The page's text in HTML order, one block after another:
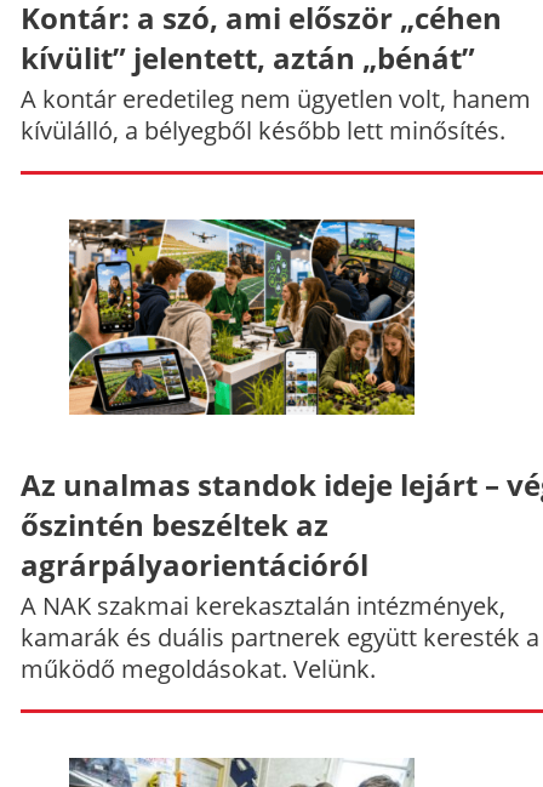
Kontár: a szó, ami először „céhen
kívülit” jelentett, aztán „bénát”
A kontár eredetileg nem ügyetlen volt, hanem
kívülálló, a bélyegből később lett minősítés.
Az unalmas standok ideje lejárt –
őszintén beszéltek az
agrárpályaorientációról
A NAK szakmai kerekasztalán intézmények,
kamarák és duális partnerek együtt keresték a
működő megoldásokat. Velünk.